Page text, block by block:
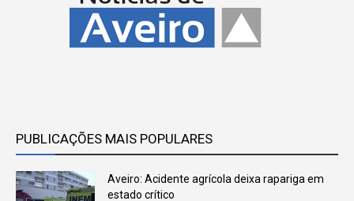
PUBLICAÇÕES MAIS POPULARES
Aveiro: Acidente agrícola deixa rapariga em
estado crítico